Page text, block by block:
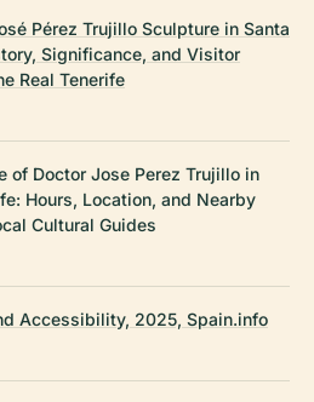
Pérez Trujillo Sculpture in Santa
Significance, and Visitor
Real Tenerife
of Doctor Jose Perez Trujillo in
Hours, Location, and Nearby
Cultural Guides
Accessibility, 2025, Spain.info